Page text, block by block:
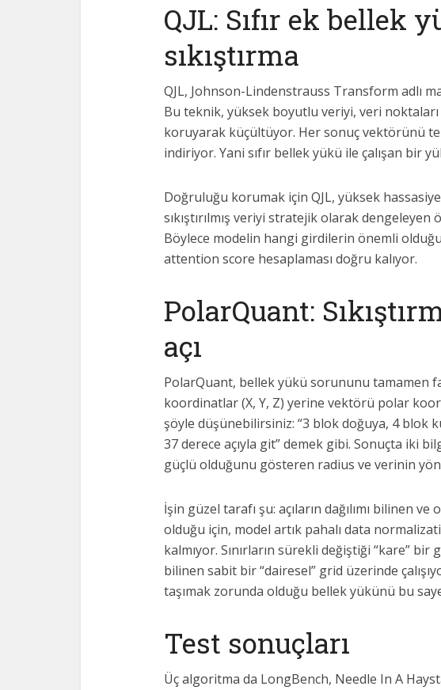
QJL: Sıfır ek bellek
sıkıştırma
QJL, Johnson-Lindenstrauss Transform adlı
Bu teknik, yüksek boyutlu veriyi, veri
koruyarak küçültüyor. Her sonuç vektörünü
indiriyor. Yani sıfır bellek yükü ile çalışan bir
Doğruluğu korumak için QJL, yüksek
sıkıştırılmış veriyi stratejik olarak
Böylece modelin hangi girdilerin önemli
attention score hesaplaması doğru kalıyor.
PolarQuant:
açı
PolarQuant, bellek yükü sorununu tamamen
koordinatlar (X, Y, Z) yerine vektörü polar
şöyle düşünebilirsiniz: “3 blok doğuya, 4 blok
37 derece açıyla git” demek gibi. Sonuçta iki
güçlü olduğunu gösteren radius ve verinin
İşin güzel tarafı şu: açıların dağılımı bilinen
olduğu için, model artık pahalı data
kalmıyor. Sınırların sürekli değiştiği “kare” bir
bilinen sabit bir “dairesel” grid üzerinde
taşımak zorunda olduğu bellek yükünü bu
Test sonuçları
Üç algoritma da LongBench, Needle In A